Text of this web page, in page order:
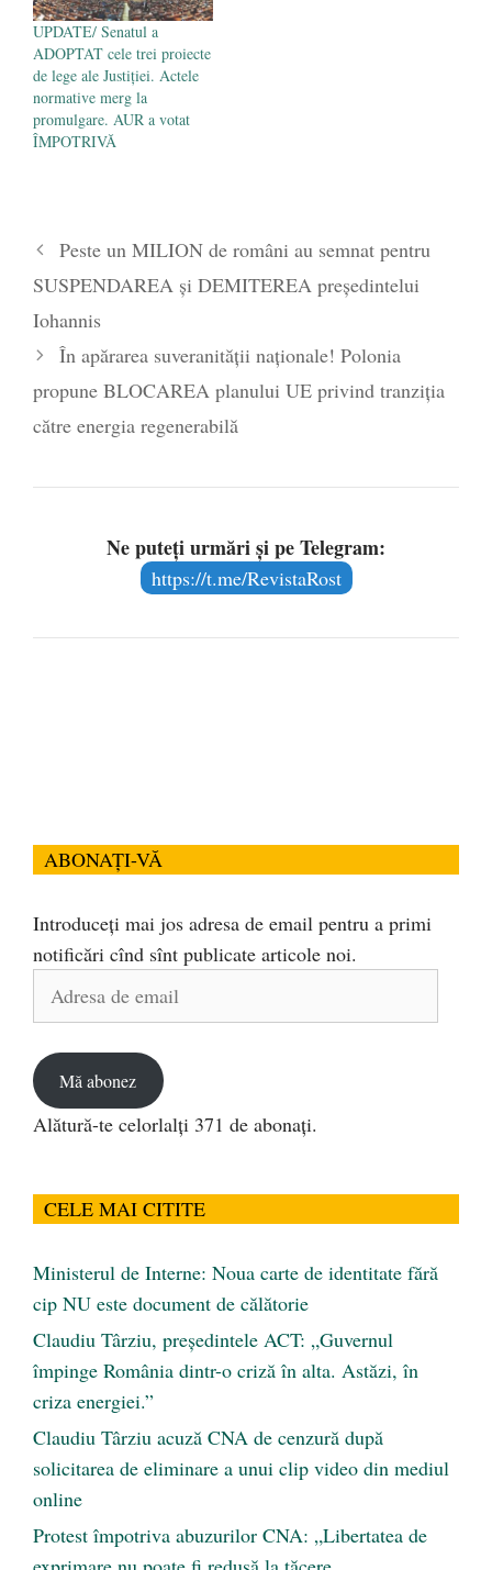
UPDATE/ Senatul a
ADOPTAT cele trei proiecte
de lege ale Justiţiei. Actele
normative merg la
promulgare. AUR a votat
ÎMPOTRIVĂ
Peste un MILION de români au semnat pentru
SUSPENDAREA și DEMITEREA președintelui
Iohannis
În apărarea suveranității naționale! Polonia
propune BLOCAREA planului UE privind tranziția
către energia regenerabilă
Ne puteți urmări și pe Telegram:
https://t.me/RevistaRost
ABONAȚI-VĂ
Introduceți mai jos adresa de email pentru a primi
notificări cînd sînt publicate articole noi.
Adresa
Mă abonez
Alătură-te celorlalți 371 de abonați.
CELE MAI CITITE
Ministerul de Interne: Noua carte de identitate fără
cip NU este document de călătorie
Claudiu Târziu, președintele ACT: „Guvernul
împinge România dintr-o criză în alta. Astăzi, în
criza energiei.”
Claudiu Târziu acuză CNA de cenzură după
solicitarea de eliminare a unui clip video din mediul
online
Protest împotriva abuzurilor CNA: „Libertatea de